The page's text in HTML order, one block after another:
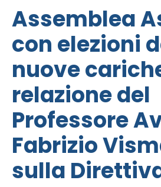
Assemblea
con elezioni
nuove
relazione del
Professore
Fabrizio
sulla